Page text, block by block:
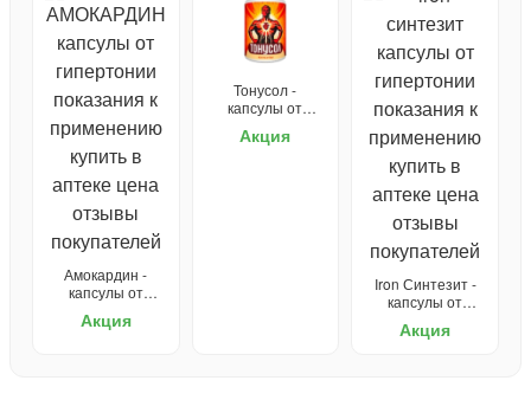
Амокардин -
капсулы от
Акция
Тонусол -
капсулы от
Акция
Iron Синтезит -
капсулы от
Акция